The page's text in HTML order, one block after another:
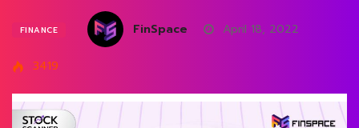
FINANCE FinSpace April 18, 2022
3419